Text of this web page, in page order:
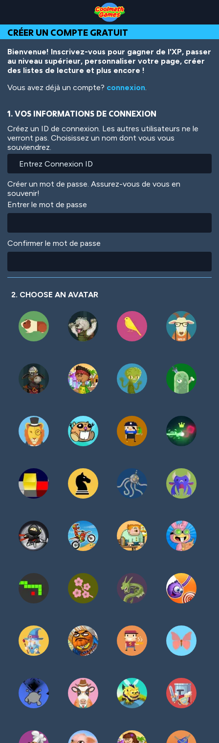
Top
of
Page
Navigation
Main
Content
Footer
contenu
principal
CRÉER UN COMPTE GRATUIT
Bienvenue! Inscrivez-vous pour gagner de l'XP, passer
au niveau supérieur, personnaliser votre page, créer
des listes de lecture et plus encore !
Vous avez déjà un compte? connexion.
1. VOS INFORMATIONS DE CONNEXION
Créez un ID de connexion. Les autres utilisateurs ne le
verront pas. Choisissez un nom dont vous vous
souviendrez.
Créer un mot de passe. Assurez-vous de vous en
souvenir!
Entrer le mot de passe
Confirmer le mot de passe
2. CHOOSE AN AVATAR